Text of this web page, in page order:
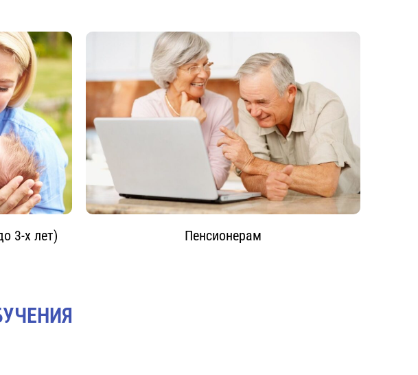
3-х лет) Пенсионерам